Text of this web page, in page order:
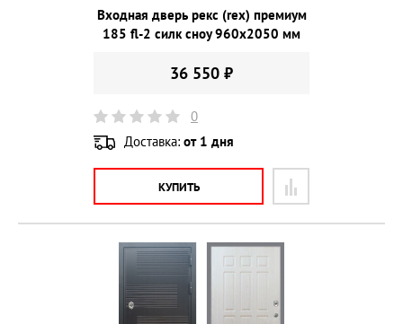
Входная дверь рекс (rex) премиум
185 fl-2 силк сноу 960х2050 мм
36 550 ₽
0
Доставка: от 1 дня
КУПИТЬ